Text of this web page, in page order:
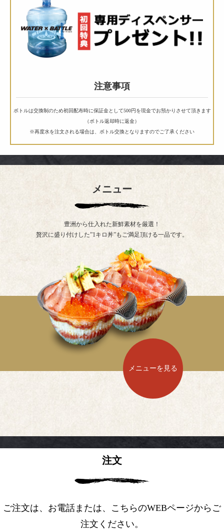
注意事項
ボトルは交換制のため初回配布時に保証金として500円を現金でお預かりさせて頂きます
（ボトル返却時に返金）
※再度水を注文される場合は、ボトル交換となりますのでご了承ください
メニュー
豊洲から仕入れた新鮮素材を厳選！
贅沢に盛り付けした”1キロ丼”もご満足頂ける一品です。
メニューを見る
注文
ご注文は、お電話または、こちらのWEBページからご
注文ください。